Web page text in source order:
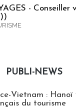
- Conseiller
PUBLI-NEWS
Vietnam : Hanoï
du tourisme